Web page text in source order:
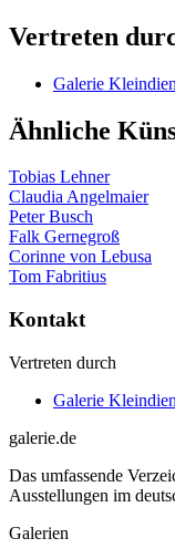
Vertreten
Galerie
Ähnliche
Tobias Lehner
Claudia Angelmaier
Peter Busch
Falk Gernegroß
Corinne von Lebusa
Tom Fabritius
Kontakt
Vertreten durch
Galerie
galerie.de
Das umfassende
Ausstellungen im
Galerien